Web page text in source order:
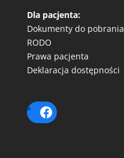
Dla pacjenta:
Dokumenty do pobrania
RODO
Prawa pacjenta
Deklaracja dostępności